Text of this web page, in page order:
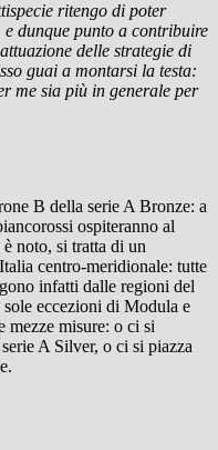
ritengo di poter
dunque punto a contribuire
delle strategie di
guai a montarsi la testa:
me sia più in generale per
B della serie A Bronze: a
ospiteranno al
noto, si tratta di un
centro-meridionale: tutte
infatti dalle regioni del
eccezioni di Modula e
mezze misure: o ci si
A Silver, o ci si piazza